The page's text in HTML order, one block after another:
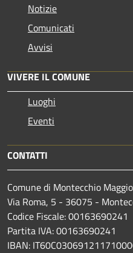
Notizie
Comunicati
Avvisi
VIVERE IL COMUNE
Luoghi
Eventi
CONTATTI
Comune di Montecchio
Via Roma, 5 - 36075 -
Codice Fiscale: 00163690241
Partita IVA: 00163690241
IBAN: